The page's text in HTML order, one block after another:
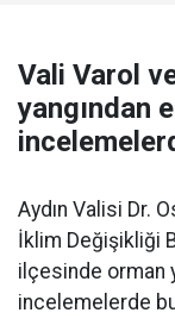
Vali Varol
yangından
Aydın Valisi Dr.
İklim Değişikliği
ilçesinde orman
incelemelerde